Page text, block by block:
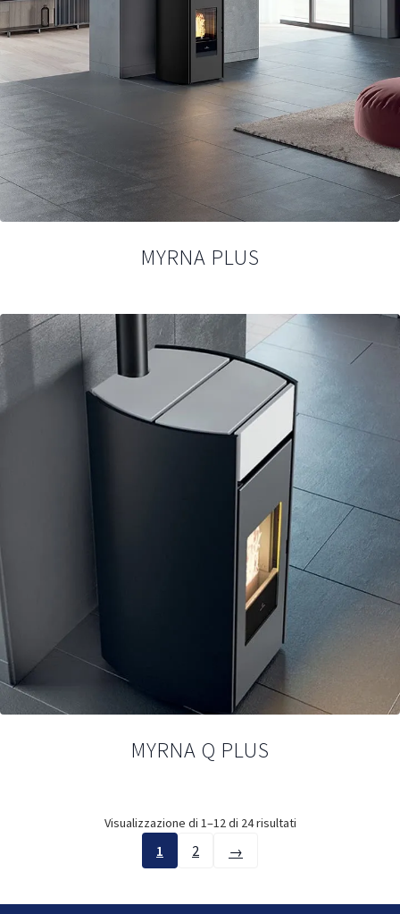
MYRNA PLUS
MYRNA Q PLUS
Visualizzazione di 1–12 di 24 risultati
1 2
Pagina
→